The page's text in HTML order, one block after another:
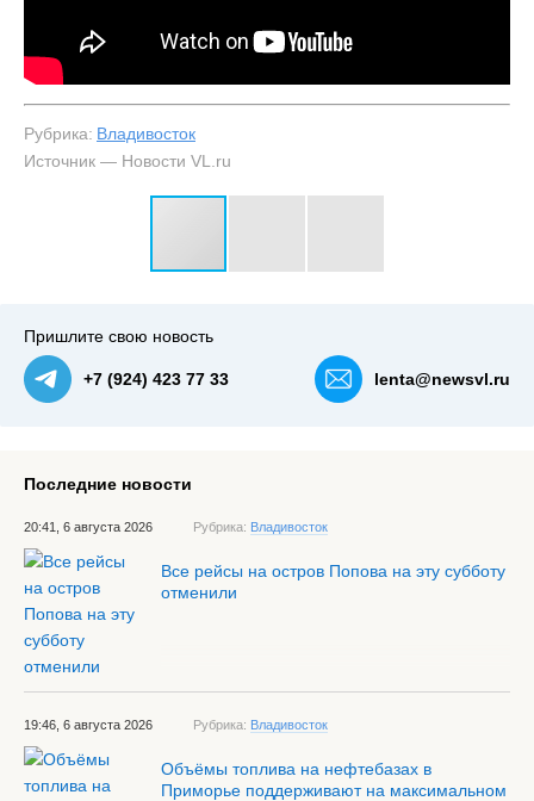
Рубрика: Владивосток
Источник — Новости VL.ru
Пришлите свою новость
+7 (924) 423 77 33 lenta@newsvl.ru
Последние новости
20:41, 6 августа 2026 Рубрика: Владивосток
Все рейсы на остров Попова на эту субботу
отменили
19:46, 6 августа 2026 Рубрика: Владивосток
Объёмы топлива на нефтебазах в
Приморье поддерживают на максимальном